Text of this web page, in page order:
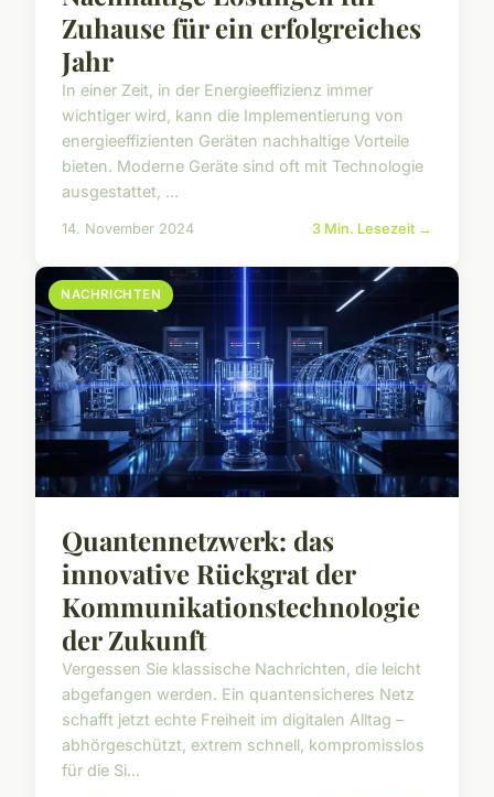
Zuhause für ein erfolgreiches
Jahr
In einer Zeit, in der Energieeffizienz immer
wichtiger wird, kann die Implementierung von
energieeffizienten Geräten nachhaltige Vorteile
bieten. Moderne Geräte sind oft mit Technologie
ausgestattet, ...
14. November 2024 3 Min. Lesezeit →
NACHRICHTEN
Quantennetzwerk: das
innovative Rückgrat der
Kommunikationstechnologie
der Zukunft
Vergessen Sie klassische Nachrichten, die leicht
abgefangen werden. Ein quantensicheres Netz
schafft jetzt echte Freiheit im digitalen Alltag –
abhörgeschützt, extrem schnell, kompromisslos
für die Si...